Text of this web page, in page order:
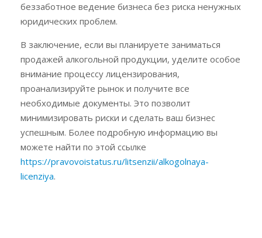
беззаботное ведение бизнеса без риска ненужных
юридических проблем.
В заключение, если вы планируете заниматься
продажей алкогольной продукции, уделите особое
внимание процессу лицензирования,
проанализируйте рынок и получите все
необходимые документы. Это позволит
минимизировать риски и сделать ваш бизнес
успешным. Более подробную информацию вы
можете найти по этой ссылке
https://pravovoistatus.ru/litsenzii/alkogolnaya-
licenziya.